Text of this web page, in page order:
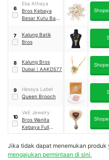
6
Eka Athaya
Bros Kebaya
Besar Kutu Baru
Brukat
7
Kalung Batik
Bros
8
Kalung Bros
Dubai ｜ AAKD577
9
Hessya Label
Queen Brooch
10
VeE Jewelry
Bros Wanita
Kebaya Full
Kristal Swarovski
Jika tidak dapat menemukan produk
mengajukan permintaan di sini.